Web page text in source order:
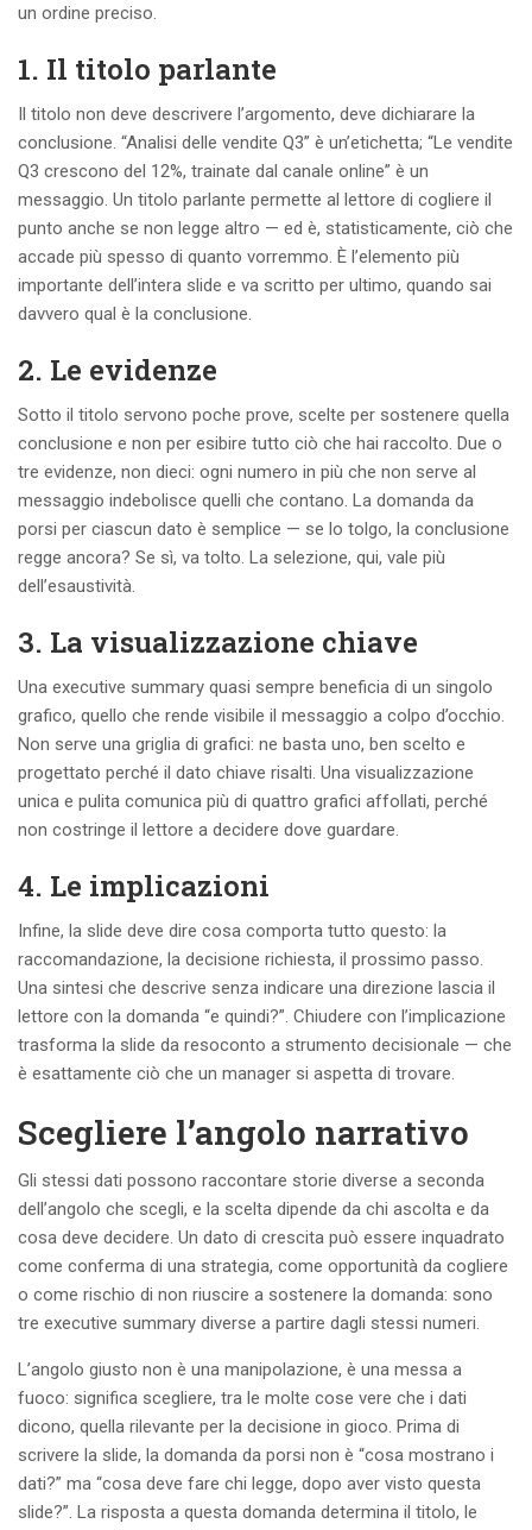
un ordine preciso.
1. Il titolo parlante
Il titolo non deve descrivere l’argomento, deve dichiarare la
conclusione. “Analisi delle vendite Q3” è un’etichetta; “Le vendite
Q3 crescono del 12%, trainate dal canale online” è un
messaggio. Un titolo parlante permette al lettore di cogliere il
punto anche se non legge altro — ed è, statisticamente, ciò che
accade più spesso di quanto vorremmo. È l’elemento più
importante dell’intera slide e va scritto per ultimo, quando sai
davvero qual è la conclusione.
2. Le evidenze
Sotto il titolo servono poche prove, scelte per sostenere quella
conclusione e non per esibire tutto ciò che hai raccolto. Due o
tre evidenze, non dieci: ogni numero in più che non serve al
messaggio indebolisce quelli che contano. La domanda da
porsi per ciascun dato è semplice — se lo tolgo, la conclusione
regge ancora? Se sì, va tolto. La selezione, qui, vale più
dell’esaustività.
3. La visualizzazione chiave
Una executive summary quasi sempre beneficia di un singolo
grafico, quello che rende visibile il messaggio a colpo d’occhio.
Non serve una griglia di grafici: ne basta uno, ben scelto e
progettato perché il dato chiave risalti. Una visualizzazione
unica e pulita comunica più di quattro grafici affollati, perché
non costringe il lettore a decidere dove guardare.
4. Le implicazioni
Infine, la slide deve dire cosa comporta tutto questo: la
raccomandazione, la decisione richiesta, il prossimo passo.
Una sintesi che descrive senza indicare una direzione lascia il
lettore con la domanda “e quindi?”. Chiudere con l’implicazione
trasforma la slide da resoconto a strumento decisionale — che
è esattamente ciò che un manager si aspetta di trovare.
Scegliere l’angolo narrativo
Gli stessi dati possono raccontare storie diverse a seconda
dell’angolo che scegli, e la scelta dipende da chi ascolta e da
cosa deve decidere. Un dato di crescita può essere inquadrato
come conferma di una strategia, come opportunità da cogliere
o come rischio di non riuscire a sostenere la domanda: sono
tre executive summary diverse a partire dagli stessi numeri.
L’angolo giusto non è una manipolazione, è una messa a
fuoco: significa scegliere, tra le molte cose vere che i dati
dicono, quella rilevante per la decisione in gioco. Prima di
scrivere la slide, la domanda da porsi non è “cosa mostrano i
dati?” ma “cosa deve fare chi legge, dopo aver visto questa
slide?”. La risposta a questa domanda determina il titolo, le